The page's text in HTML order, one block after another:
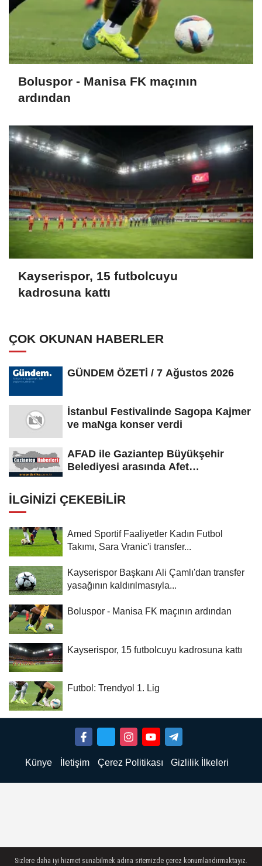
Boluspor - Manisa FK maçının
ardından
Kayserispor, 15 futbolcuyu
kadrosuna kattı
ÇOK OKUNAN HABERLER
GÜNDEM ÖZETİ / 7 Ağustos 2026
İstanbul Festivalinde Sagopa Kajmer
ve maNga konser verdi
AFAD ile Gaziantep Büyükşehir
Belediyesi arasında Afet
İLGINIZI ÇEKEBILIR
Amed Sportif Faaliyetler Kadın Futbol
Takımı, Sara Vranic'i transfer...
Kayserispor Başkanı Ali Çamlı'dan transfer
yasağının kaldırılmasıyla...
Boluspor - Manisa FK maçının ardından
Kayserispor, 15 futbolcuyu kadrosuna kattı
Futbol: Trendyol 1. Lig
Künye İletişim Çerez Politikası Gizlilik İlkeleri
Sizlere daha iyi hizmet sunabilmek adına sitemizde çerez konumlandırmaktayız.